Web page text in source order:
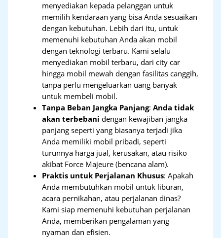
menyediakan kepada pelanggan untuk
memilih kendaraan yang bisa Anda sesuaikan
dengan kebutuhan. Lebih dari itu, untuk
memenuhi kebutuhan Anda akan mobil
dengan teknologi terbaru. Kami selalu
menyediakan mobil terbaru, dari city car
hingga mobil mewah dengan fasilitas canggih,
tanpa perlu mengeluarkan uang banyak
untuk membeli mobil.
Tanpa Beban Jangka Panjang:Anda tidak
akan terbebani dengan kewajiban jangka
panjang seperti yang biasanya terjadi jika
Anda memiliki mobil pribadi, seperti
turunnya harga jual, kerusakan, atau risiko
akibat Force Majeure (bencana alam).
Praktis untuk Perjalanan Khusus: Apakah
Anda membutuhkan mobil untuk liburan,
acara pernikahan, atau perjalanan dinas?
Kami siap memenuhi kebutuhan perjalanan
Anda, memberikan pengalaman yang
nyaman dan efisien.